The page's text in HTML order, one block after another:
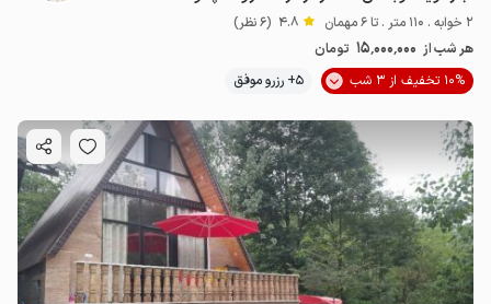
2 خوابه . 110 متر . تا 6 مهمان 4.8 (6 نظر)
هر شب از 15٬000٬000 تومان
10% تخفیف از 3 شب
5+ رزرو موفق